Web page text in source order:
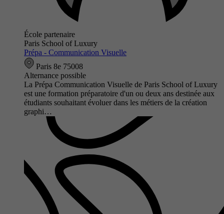
École partenaire
Paris School of Luxury
Prépa - Communication Visuelle
Paris 8e 75008
Alternance possible
La Prépa Communication Visuelle de Paris School of Luxury
est une formation préparatoire d'un ou deux ans destinée aux
étudiants souhaitant évoluer dans les métiers de la création
graphi…